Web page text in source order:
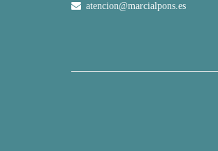
atencion@marcialpons.es